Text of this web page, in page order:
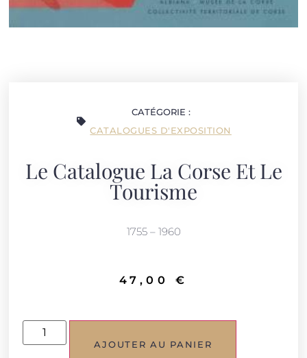
CATÉGORIE :
CATALOGUES D'EXPOSITION
Le Catalogue La Corse Et Le
Tourisme
1755 – 1960
47,00 €
AJOUTER AU PANIER